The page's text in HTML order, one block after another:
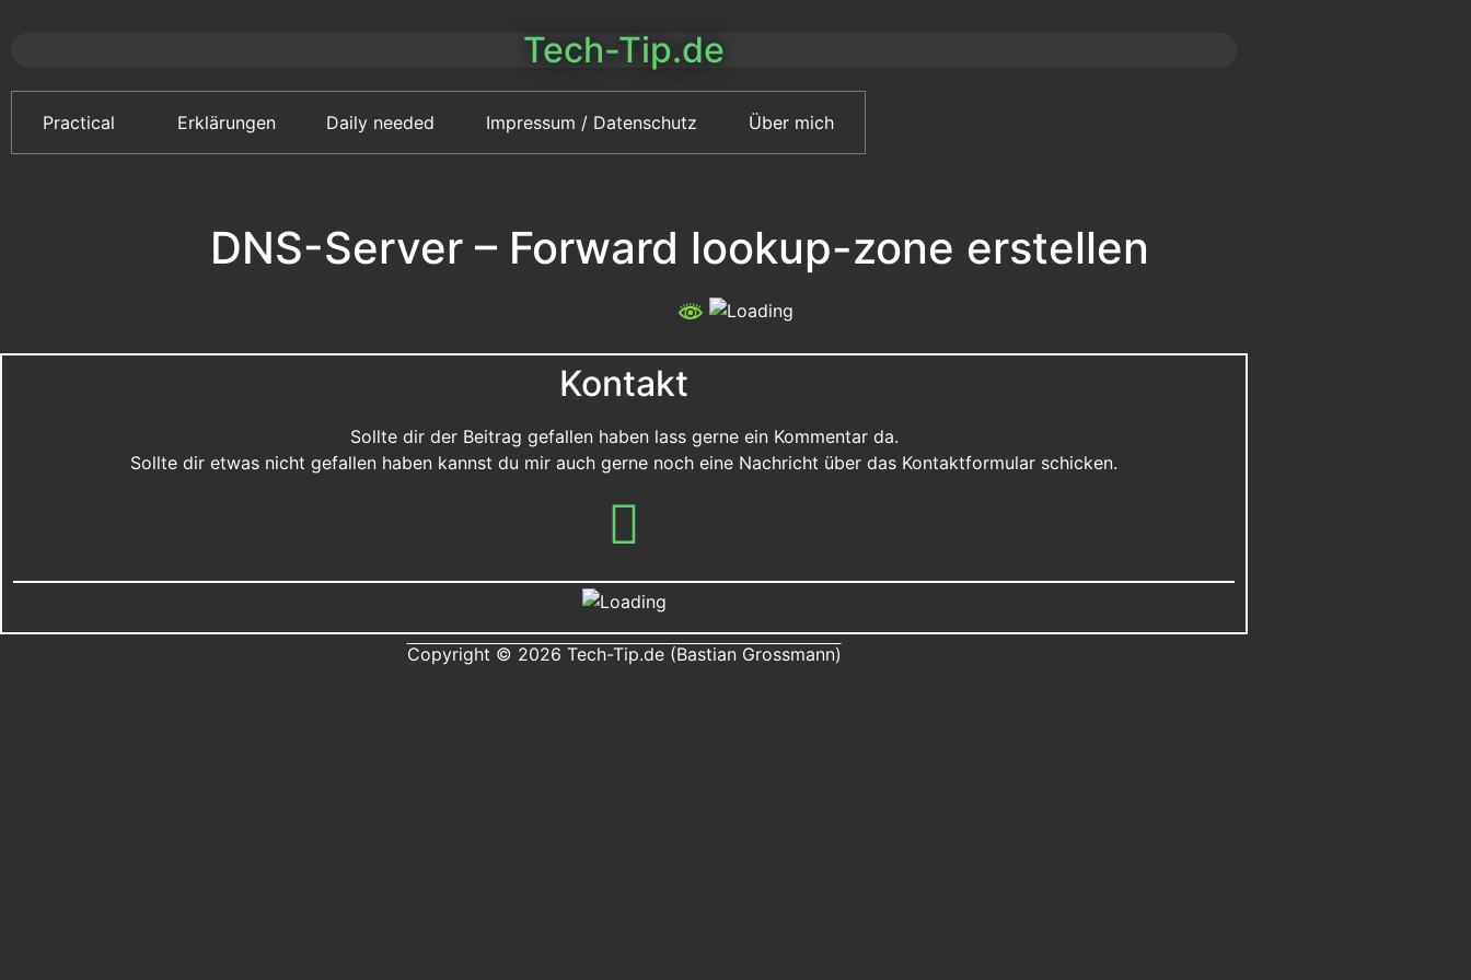
Tech-Tip.de
Practical Erklärungen Daily needed Impressum / Datenschutz Über mich
DNS-Server – Forward lookup-zone erstellen
Kontakt
Sollte dir der Beitrag gefallen haben lass gerne ein Kommentar da.
Sollte dir etwas nicht gefallen haben kannst du mir auch gerne noch eine Nachricht über das Kontaktformular schicken.
Copyright © 2026 Tech-Tip.de (Bastian Grossmann)